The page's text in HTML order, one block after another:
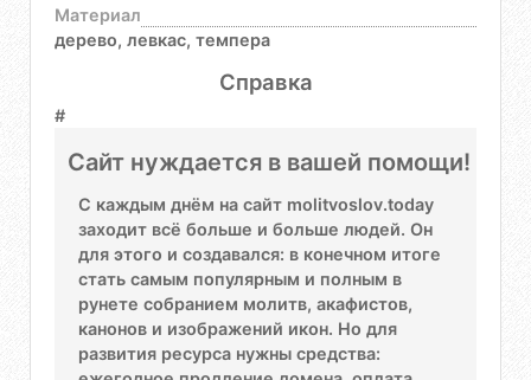
Материал
дерево, левкас, темпера
Справка
#
Сайт нуждается в вашей помощи!
С каждым днём на сайт molitvoslov.today
заходит всё больше и больше людей. Он
для этого и создавался: в конечном итоге
стать самым популярным и полным в
рунете собранием молитв, акафистов,
канонов и изображений икон. Но для
развития ресурса нужны средства: